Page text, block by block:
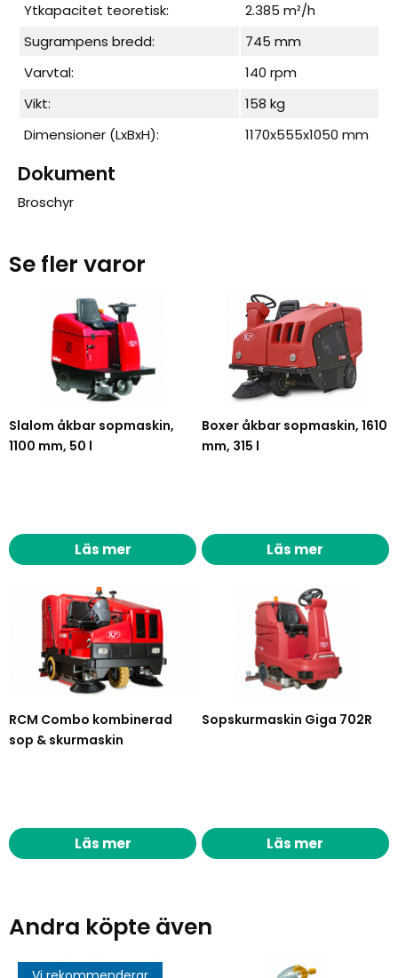
Ytkapacitet teoretisk:
2.385 m²/h
Sugrampens bredd:
745 mm
Varvtal:
140 rpm
Vikt:
158 kg
Dimensioner (LxBxH):
1170x555x1050 mm
Dokument
Broschyr
Se fler varor
Slalom åkbar sopmaskin,
1100 mm, 50 l
Läs mer
Boxer åkbar sopmaskin, 1610
mm, 315 l
Läs mer
RCM Combo kombinerad
sop & skurmaskin
Läs mer
Sopskurmaskin Giga 702R
Läs mer
Andra köpte även